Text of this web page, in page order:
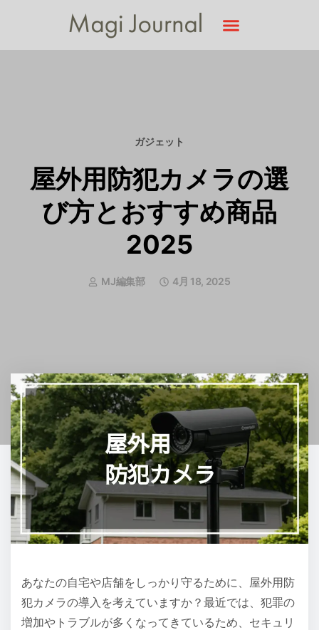
ガジェット
屋外用防犯カメラの選
び方とおすすめ商品
2025
MJ編集部 4月 18, 2025
あなたの自宅や店舗をしっかり守るために、屋外用防
犯カメラの導入を考えていますか？最近では、犯罪の
増加やトラブルが多くなってきているため、セキュリ